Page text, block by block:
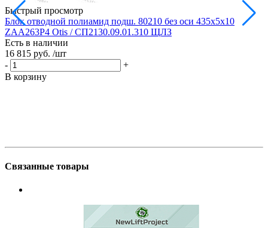
Быстрый просмотр
Блок отводной полиамид подш. 80210 без оси 435х5х10
ZAA263P4 Otis / СП2130.09.01.310 ЩЛЗ
Есть в наличии
16 815 руб. /шт
-
+
В корзину
Связанные товары